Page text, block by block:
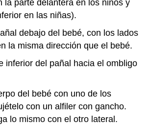
la parte delantera en los niños y
en las niñas).
debajo del bebé, con los lados
la misma dirección que el bebé.
inferior del pañal hacia el ombligo
del bebé con uno de los
con un alfiler con gancho.
lo mismo con el otro lateral.